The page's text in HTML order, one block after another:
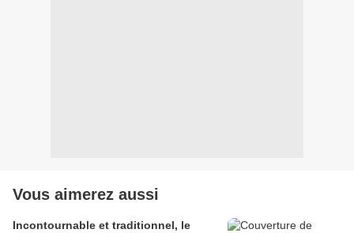
Vous aimerez aussi
Incontournable et traditionnel, le